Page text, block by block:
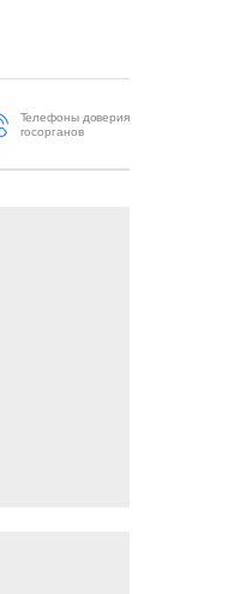
Телефоны доверия
госорганов